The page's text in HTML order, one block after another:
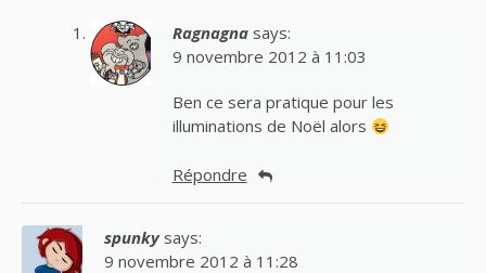
Ragnagna says:
9 novembre 2012 à 11:03
Ben ce sera pratique pour les
illuminations de Noël alors
Répondre
spunky says:
9 novembre 2012 à 11:28